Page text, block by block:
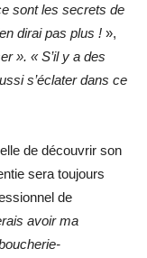
sont les secrets de
dirai pas plus ! »,
». « S’il y a des
s’éclater dans ce
de découvrir son
sera toujours
de
avoir ma